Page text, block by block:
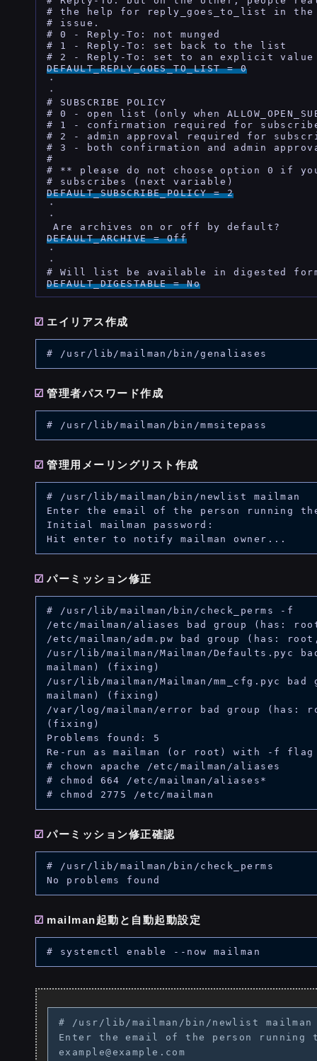
# the help for reply_goes_to_list in
# issue.
# 0 - Reply-To: not munged
# 1 - Reply-To: set back to the list
DEFAULT_REPLY_GOES_TO_LIST = 0
・
・
# SUBSCRIBE POLICY
# 0 - open list (only when
# 1 - confirmation required for
# 2 - admin approval required for
# 3 - both confirmation and admin
#
# ** please do not choose option 0 if
DEFAULT_SUBSCRIBE_POLICY = 2
・
・
DEFAULT_ARCHIVE = Off
・
・
DEFAULT_DIGESTABLE = No
エイリアス作成
管理者パスワード作成
管理用メーリングリスト作成
# /usr/lib/mailman/bin/newlist mailman
Enter the email of the person running the
Initial mailman password:
パーミッション修正
# /usr/lib/mailman/bin/check_perms -f
/etc/mailman/aliases bad group (has:
/etc/mailman/adm.pw bad group (has:
/usr/lib/mailman/Mailman/Defaults.pyc
mailman) (fixing)
/usr/lib/mailman/Mailman/mm_cfg.pyc
mailman) (fixing)
/var/log/mailman/error bad group (has:
(fixing)
Problems found: 5
Re-run as mailman (or root) with -f
# chown apache /etc/mailman/aliases
# chmod 664 /etc/mailman/aliases*
パーミッション修正確認
# /usr/lib/mailman/bin/check_perms
mailman起動と自動起動設定
# /usr/lib/mailman/bin/newlist mailman
Enter the email of the person
example@example.com